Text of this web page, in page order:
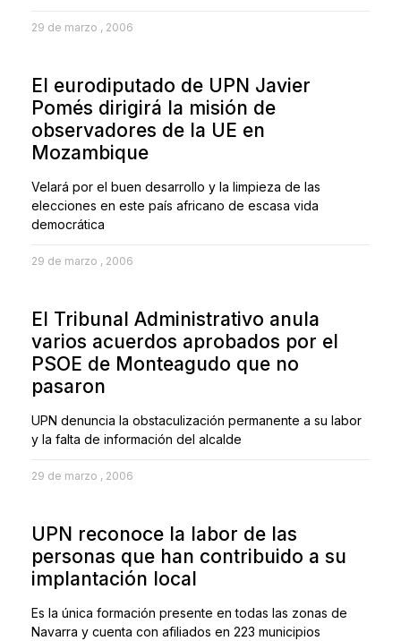
29 de marzo , 2006
El eurodiputado de UPN Javier
Pomés dirigirá la misión de
observadores de la UE en
Mozambique
Velará por el buen desarrollo y la limpieza de las
elecciones en este país africano de escasa vida
democrática
29 de marzo , 2006
El Tribunal Administrativo anula
varios acuerdos aprobados por el
PSOE de Monteagudo que no
pasaron
UPN denuncia la obstaculización permanente a su labor
y la falta de información del alcalde
29 de marzo , 2006
UPN reconoce la labor de las
personas que han contribuido a su
implantación local
Es la única formación presente en todas las zonas de
Navarra y cuenta con afiliados en 223 municipios